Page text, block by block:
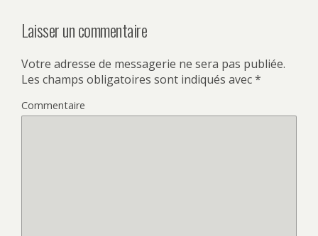
Laisser un commentaire
Votre adresse de messagerie ne sera pas publiée.
Les champs obligatoires sont indiqués avec*
Commentaire